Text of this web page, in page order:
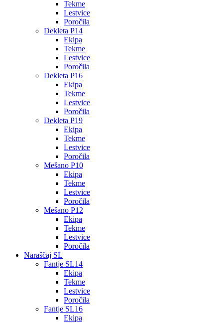
Tekme
Lestvice
Poročila
Dekleta P14
Ekipa
Tekme
Lestvice
Poročila
Dekleta P16
Ekipa
Tekme
Lestvice
Poročila
Dekleta P19
Ekipa
Tekme
Lestvice
Poročila
Mešano P10
Ekipa
Tekme
Lestvice
Poročila
Mešano P12
Ekipa
Tekme
Lestvice
Poročila
Naraščaj SL
Fantje SL14
Ekipa
Tekme
Lestvice
Poročila
Fantje SL16
Ekipa